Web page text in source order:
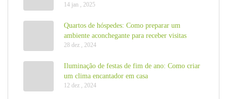
14 jan , 2025
Quartos de hóspedes: Como preparar um
ambiente aconchegante para receber visitas
28 dez , 2024
Iluminação de festas de fim de ano: Como criar
um clima encantador em casa
12 dez , 2024